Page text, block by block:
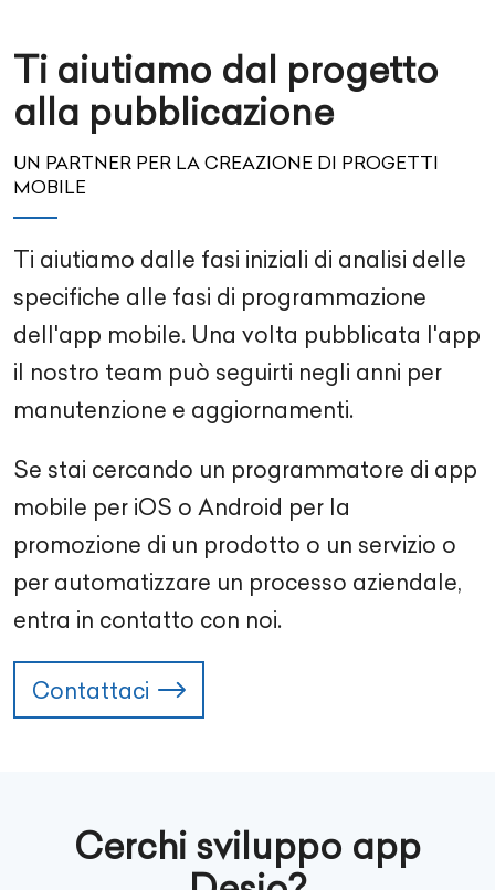
Ti aiutiamo dal progetto
alla pubblicazione
UN PARTNER PER LA CREAZIONE DI PROGETTI
MOBILE
Ti aiutiamo dalle fasi iniziali di analisi delle
specifiche alle fasi di programmazione
dell'app mobile. Una volta pubblicata l'app
il nostro team può seguirti negli anni per
manutenzione e aggiornamenti.
Se stai cercando un programmatore di app
mobile per iOS o Android per la
promozione di un prodotto o un servizio o
per automatizzare un processo aziendale,
entra in contatto con noi.
Contattaci
Cerchi sviluppo app